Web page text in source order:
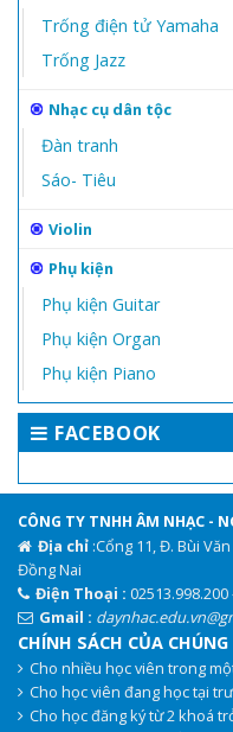
Trống điện tử Yamaha
Trống Jazz
Nhạc cụ dân tộc
Đàn tranh
Sáo- Tiêu
Violin
Phụ kiện
Phụ kiện Guitar
Phụ kiện Organ
Phụ kiện Piano
FACEBOOK
CÔNG TY TNHH ÂM NHẠC -
Địa chỉ :Cổng 11, Đ. Bùi
Đồng Nai
Điện Thoại :
Gmail :
CHÍNH SÁCH CỦA
Cho nhiều học viên trong
Cho học viên đang học tại
Cho học đăng ký từ 2 khoá